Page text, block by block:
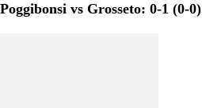
Poggibonsi vs Grosseto: 0-1 (0-0)